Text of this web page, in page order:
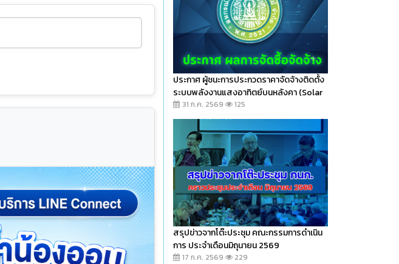
ประกาศ ผู้ชนะการประกวดราคาจัดจ้างติดตั้ง
ระบบพลังงานแสงอาทิตย์บนหลังคา (Solar
Rooftop)
31 ก.ค. 2569 125
สรุปข่าวจากโต๊ะประชุม คณะกรรมการดำเนิน
การ ประจำเดือนมิถุนายน 2569
17 ก.ค. 2569 229